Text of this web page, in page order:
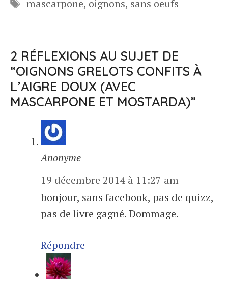
mascarpone, oignons, sans oeufs
2 RÉFLEXIONS AU SUJET DE
“OIGNONS GRELOTS CONFITS À
L’AIGRE DOUX (AVEC
MASCARPONE ET MOSTARDA)”
Anonyme
19 décembre 2014 à 11:27 am
bonjour, sans facebook, pas de quizz,
pas de livre gagné. Dommage.
Répondre